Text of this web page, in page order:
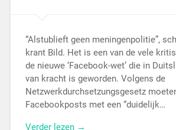
“Alstublieft geen meningenpolitie”,
krant Bild. Het is een van de vele
de nieuwe ‘Facebook-wet’ die in
van kracht is geworden. Volgens de
Netzwerkdurchsetzungsgesetz
Facebookposts met een “duidelijk…
Verder lezen →